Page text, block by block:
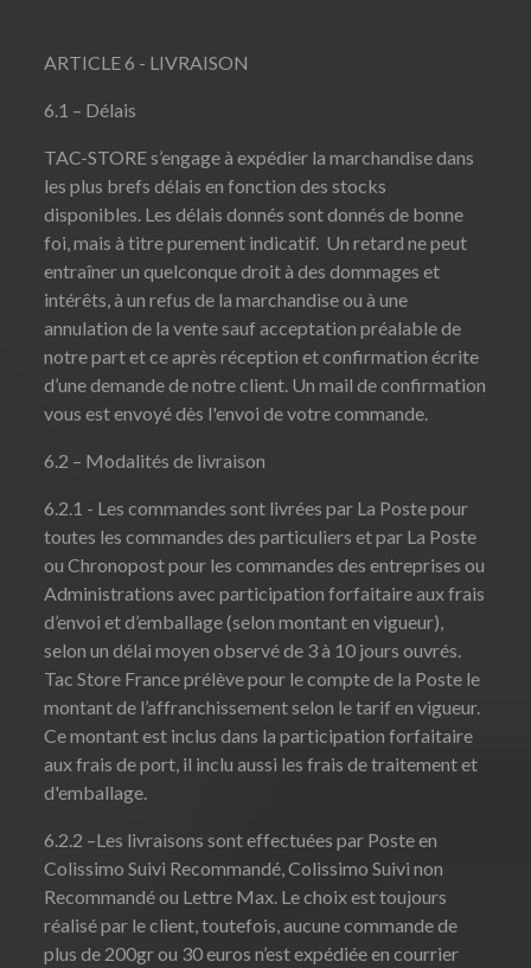
ARTICLE 6 - LIVRAISON
6.1 – Délais
TAC-STORE s’engage à expédier la marchandise dans
les plus brefs délais en fonction des stocks
disponibles. Les délais donnés sont donnés de bonne
foi, mais à titre purement indicatif. Un retard ne peut
entraîner un quelconque droit à des dommages et
intérêts, à un refus de la marchandise ou à une
annulation de la vente sauf acceptation préalable de
notre part et ce après réception et confirmation écrite
d’une demande de notre client. Un mail de confirmation
vous est envoyé dès l'envoi de votre commande.
6.2 – Modalités de livraison
6.2.1 - Les commandes sont livrées par La Poste pour
toutes les commandes des particuliers et par La Poste
ou Chronopost pour les commandes des entreprises ou
Administrations avec participation forfaitaire aux frais
d’envoi et d’emballage (selon montant en vigueur),
selon un délai moyen observé de 3 à 10 jours ouvrés.
Tac Store France prélève pour le compte de la Poste le
montant de l’affranchissement selon le tarif en vigueur.
Ce montant est inclus dans la participation forfaitaire
aux frais de port, il inclu aussi les frais de traitement et
d'emballage.
6.2.2 –Les livraisons sont effectuées par Poste en
Colissimo Suivi Recommandé, Colissimo Suivi non
Recommandé ou Lettre Max. Le choix est toujours
réalisé par le client, toutefois, aucune commande de
plus de 200gr ou 30 euros n’est expédiée en courrier